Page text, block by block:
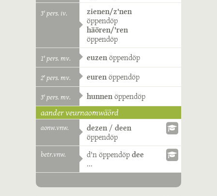
3e pers. iv.
zienen/z'nen
öppendöp
häören/'ren
öppendöp
1e pers. mv. euzenöppendöp
2e pers. mv. eurenöppendöp
3e pers. mv. hunnenöppendöp
aander veurnaomwäörd
aonw.vnw. dezen / deen
öppendöp
betr.vnw. d'nöppendöpdee
...